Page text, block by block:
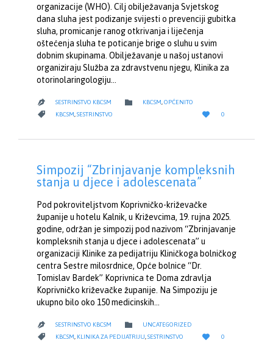
organizacije (WHO). Cilj obilježavanja Svjetskog
dana sluha jest podizanje svijesti o prevenciji gubitka
sluha, promicanje ranog otkrivanja i liječenja
oštećenja sluha te poticanje brige o sluhu u svim
dobnim skupinama. Obilježavanje u našoj ustanovi
organiziraju Služba za zdravstvenu njegu, Klinika za
otorinolaringologiju…
 SESTRINSTVO KBCSM  CATEGORY
KBCSM OPĆENITO
 CATEGORY
KBCSM SESTRINSTVO 
LOVE
IT
0
Simpozij “Zbrinjavanje kompleksnih
stanja u djece i adolescenata”
Pod pokroviteljstvom Koprivničko-križevačke
županije u hotelu Kalnik, u Križevcima, 19. rujna 2025.
godine, održan je simpozij pod nazivom “Zbrinjavanje
kompleksnih stanja u djece i adolescenata” u
organizaciji Klinike za pedijatriju Kliničkoga bolničkog
centra Sestre milosrdnice, Opće bolnice “Dr.
Tomislav Bardek” Koprivnica te Doma zdravlja
Koprivničko križevačke županije. Na Simpoziju je
ukupno bilo oko 150 medicinskih…
 SESTRINSTVO KBCSM  CATEGORY
UNCATEGORIZED
 CATEGORY
KBCSM KLINIKA ZA PEDIJATRIJU SESTRINSTVO 
LOVE
IT
0